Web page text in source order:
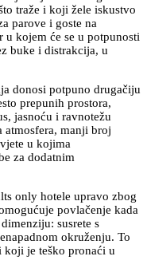
traže i koji žele iskustvo
parove i goste na
kojem će se u potpunosti
buke i distrakcija, u
donosi potpuno drugačiju
prepunih prostora,
jasnoću i ravnotežu
atmosfera, manji broj
u kojima
za dodatnim
only hotele upravo zbog
povlačenje kada
susrete s
okruženju. To
koji je teško pronaći u